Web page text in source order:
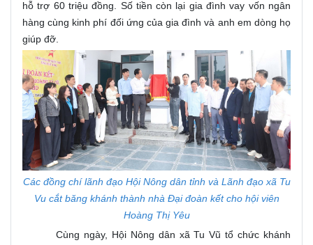
hỗ trợ 60 triệu đồng. Số tiền còn lại gia đình vay vốn ngân
hàng cùng kinh phí đối ứng của gia đình và anh em dòng họ
giúp đỡ.
Các đồng chí lãnh đạo Hội Nông dân tỉnh và Lãnh đạo xã Tu
Vu cắt băng khánh thành nhà Đại đoàn kết cho hội viên
Hoàng Thị Yêu
Cùng ngày, Hội Nông dân xã Tu Vũ tổ chức khánh